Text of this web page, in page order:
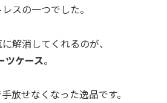
スの一つでした。
解消してくれるのが、
ツケース。
放せなくなった逸品です。